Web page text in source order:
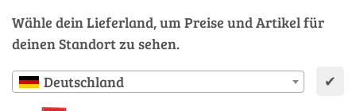
Wähle dein Lieferland, um Preise und Artikel für
deinen Standort zu sehen.
Deutschland ✔